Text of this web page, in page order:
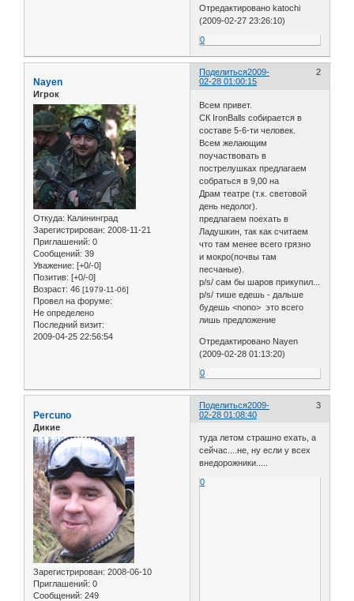
Отредактировано katochi
(2009-02-27 23:26:10)
0
Поделиться 2
2009-
02-28 01:00:15
Nayen
Игрок
Откуда: Калининград
Зарегистрирован: 2008-11-21
Приглашений: 0
Сообщений: 39
Уважение: [+0/-0]
Позитив: [+0/-0]
Возраст: 46 [1979-11-06]
Провел на форуме:
Не определено
Последний визит:
2009-04-25 22:56:54
Всем привет.
СК IronBalls собирается в
составе 5-6-ти человек.
Всем желающим
поучаствовать в
пострелушках предлагаем
собраться в 9,00 на
Драм театре (т.к. световой
день недолог).
предлагаем поехать в
Ладушкин, так как считаем
что там менее всего грязно
и мокро(почвы там
песчаные).
p/s/ сам бы шаров прикупил...
p/s/ тише едешь - дальше
будешь <nono> это всего
лишь предложение
Отредактировано Nayen
(2009-02-28 01:13:20)
0
Поделиться 3
2009-
02-28 01:08:40
Percuno
Дикие
Зарегистрирован: 2008-06-10
Приглашений: 0
Сообщений: 249
туда летом страшно ехать, а
сейчас....не, ну если у всех
внедорожники.....
0